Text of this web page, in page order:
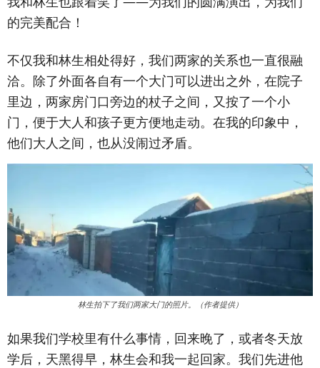
的完美配合！
不仅我和林生相处得好，我们两家的关系也一直很融
洽。除了外面各自有一个大门可以进出之外，在院子
里边，两家房门口旁边的杖子之间，又按了一个小
门，便于大人和孩子更方便地走动。在我的印象中，
他们大人之间，也从没闹过矛盾。
林生拍下了我们两家大门的照片。（作者提供）
如果我们学校里有什么事情，回来晚了，或者冬天放
学后，天黑得早，林生会和我一起回家。我们先进他